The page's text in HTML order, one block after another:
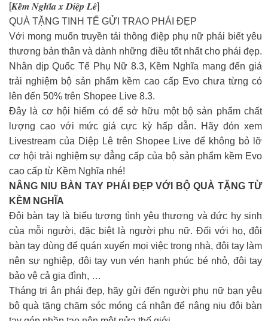
[𝑲𝒆̂̀𝒎 𝑵𝒈𝒉𝒊̃𝒂 𝒙 𝑫𝒊𝒆̣̂𝒑 𝑳𝒆̂]
QUÀ TẶNG TINH TẾ GỬI TRAO PHÁI ĐẸP
Với mong muốn truyền tải thông điệp phụ nữ phải biết yêu
thương bản thân và dành những điều tốt nhất cho phái đẹp.
Nhân dịp Quốc Tế Phụ Nữ 8.3, Kềm Nghĩa mang đến giá
trải nghiệm bộ sản phẩm kềm cao cấp Evo chưa từng có
lên đến 50% trên Shopee Live 8.3.
Đây là cơ hội hiếm có để sở hữu một bộ sản phẩm chất
lượng cao với mức giá cực kỳ hấp dẫn. Hãy đón xem
Livestream của Diệp Lê trên Shopee Live để không bỏ lỡ
cơ hội trải nghiệm sự đẳng cấp của bộ sản phẩm kềm Evo
cao cấp từ Kềm Nghĩa nhé!
NÂNG NIU BÀN TAY PHÁI ĐẸP VỚI BỘ QUÀ TẶNG TỪ
KỀM NGHĨA
Đôi bàn tay là biểu tượng tình yêu thương và đức hy sinh
của mỗi người, đặc biệt là người phụ nữ. Đối với họ, đôi
bàn tay dùng để quán xuyến mọi việc trong nhà, đôi tay làm
nên sự nghiệp, đôi tay vun vén hạnh phúc bé nhỏ, đôi tay
bảo vệ cả gia đình, …
Tháng tri ân phái đẹp, hãy gửi đến người phụ nữ bạn yêu
bộ quà tặng chăm sóc móng cá nhân để nâng niu đôi bàn